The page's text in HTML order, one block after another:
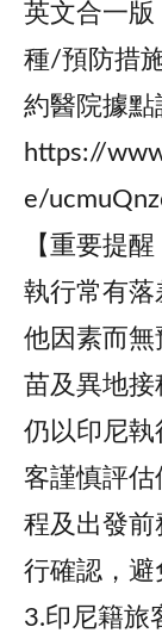
英文合一
種/預防措
約醫院據點
https://
e/
【重要提
執行常有落
他因素而無
苗及異地接
仍以印尼執
客謹慎評估
程及出發前
行確認，避
3.印尼籍旅